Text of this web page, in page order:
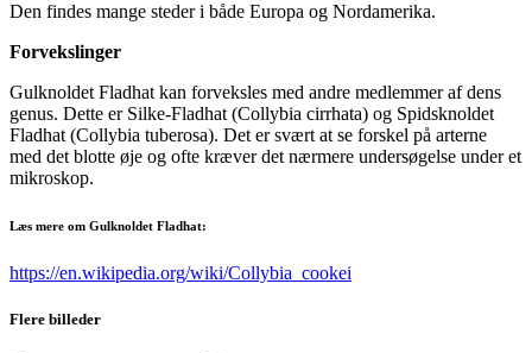
Den findes mange steder i både Europa og Nordamerika.
Forvekslinger
Gulknoldet Fladhat kan forveksles med andre medlemmer af dens
genus. Dette er Silke-Fladhat (Collybia cirrhata) og Spidsknoldet
Fladhat (Collybia tuberosa). Det er svært at se forskel på arterne
med det blotte øje og ofte kræver det nærmere undersøgelse under et
mikroskop.
Læs mere om Gulknoldet Fladhat:
https://en.wikipedia.org/wiki/Collybia_cookei
Flere billeder